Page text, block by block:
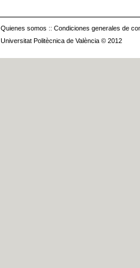
Quienes somos :: Condiciones generales de
Universitat Politècnica de València © 2012